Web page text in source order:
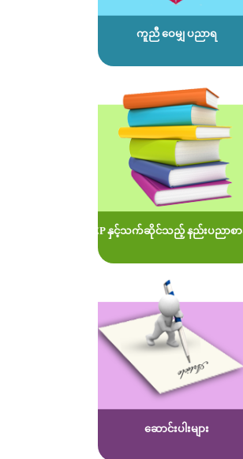
ကူညီ ဝေမျှ ပညာရ
MOEP နှင့်သက်ဆိုင်သည့် နည်းပညာစာအု
ဆောင်းပါးများ